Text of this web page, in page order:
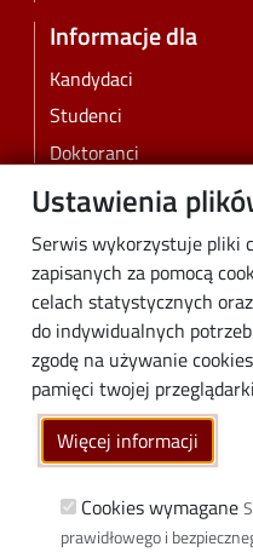
Ustawienia
Serwis wykorzystuje pliki
zapisanych za pomocą
celach statystycznych
do indywidualnych
zgodę na używanie
pamięci twojej
Więcej informacji
Cookies wymagane
prawidłowego i
Informacje dla
Kandydaci
Studenci
Doktoranci
Pracownicy
Biznes
Media
Społeczność lokalna
Linki
Wikamp
Poczta elektroniczna
Biblioteka PŁ
Dyscypliny naukowe w